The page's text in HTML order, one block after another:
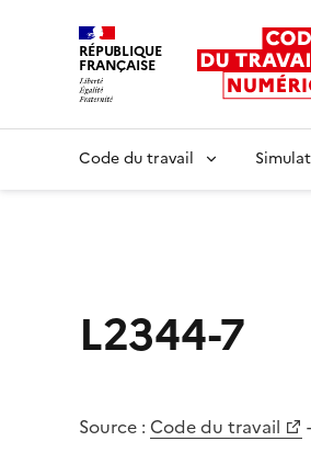
RÉPUBLIQUE
FRANÇAISE
Code du travail
L2344-7
Source : Code du travail